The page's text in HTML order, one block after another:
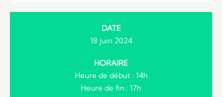
DATE
18 juin 2024
HORAIRE
Heure de début : 14h
Heure de fin : 17h